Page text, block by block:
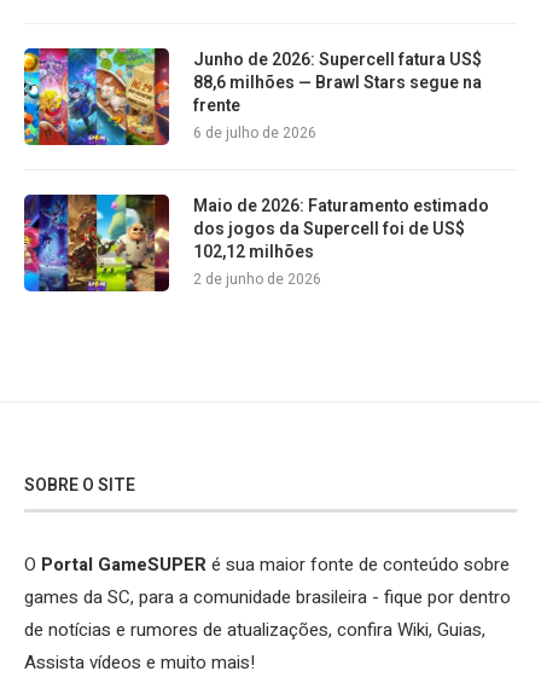
Junho de 2026: Supercell fatura US$
88,6 milhões — Brawl Stars segue na
frente
6 de julho de 2026
Maio de 2026: Faturamento estimado
dos jogos da Supercell foi de US$
102,12 milhões
2 de junho de 2026
SOBRE O SITE
O Portal GameSUPERé sua maior fonte de conteúdo sobre
games da SC, para a comunidade brasileira - fique por dentro
de notícias e rumores de atualizações, confira Wiki, Guias,
Assista vídeos e muito mais!